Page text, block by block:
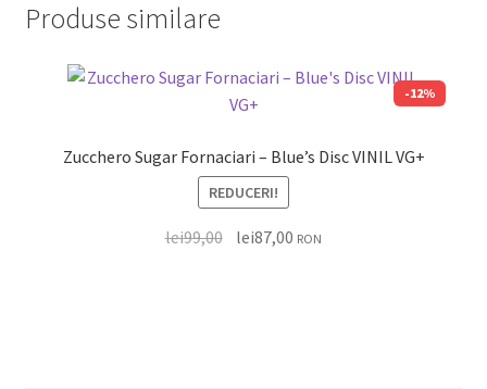
Produse similare
-12%
Zucchero Sugar Fornaciari – Blue’s Disc VINIL VG+
REDUCERI!
lei99,00 lei87,00 RON